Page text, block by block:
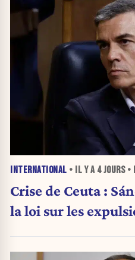
INTERNATIONAL • IL Y A 4 JOURS•
Crise de Ceuta :
la loi sur les